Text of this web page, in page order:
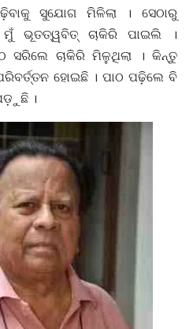
ସୁଯୋଗ ମିଳିଲା । ସେଠାରୁ
ମୁଁ ଭୂତତ୍ୱବିତ୍ ଚାକିରି ପାଇଲି ।
ସରିଲେ ଚାକିରି ମିଳୁଥିଲା । କିନ୍ତୁ
ହୋଇଛି । ପାଠ ପଢ଼ିଲେ ବି
।